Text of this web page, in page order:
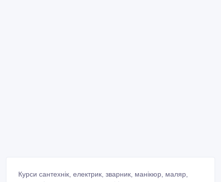
Курси сантехнік, електрик, зварник, манікюр, маляр,